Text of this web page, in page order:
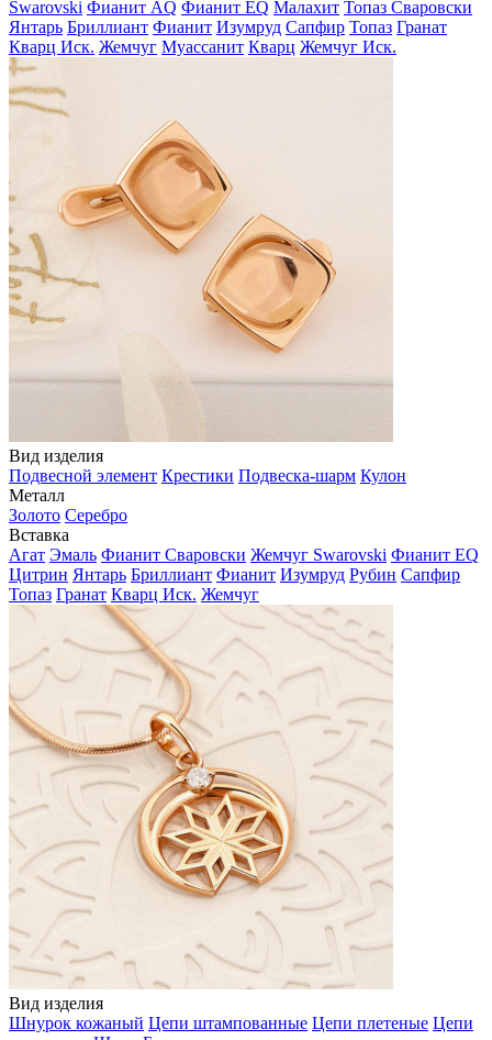
Swarovski Фианит AQ Фианит EQ Малахит Топаз Сваровски
Янтарь Бриллиант Фианит Изумруд Сапфир Топаз Гранат
Кварц Иск. Жемчуг Муассанит Кварц Жемчуг Иск.
Вид изделия
Подвесной элемент Крестики Подвеска-шарм Кулон
Металл
Золото Серебро
Вставка
Агат Эмаль Фианит Сваровски Жемчуг Swarovski Фианит EQ
Цитрин Янтарь Бриллиант Фианит Изумруд Рубин Сапфир
Топаз Гранат Кварц Иск. Жемчуг
Вид изделия
Шнурок кожаный Цепи штампованные Цепи плетеные Цепи